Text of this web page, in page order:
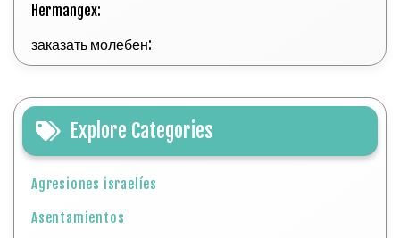
Hermangex:
заказать молебен:
Explore Categories
Agresiones israelíes
Asentamientos